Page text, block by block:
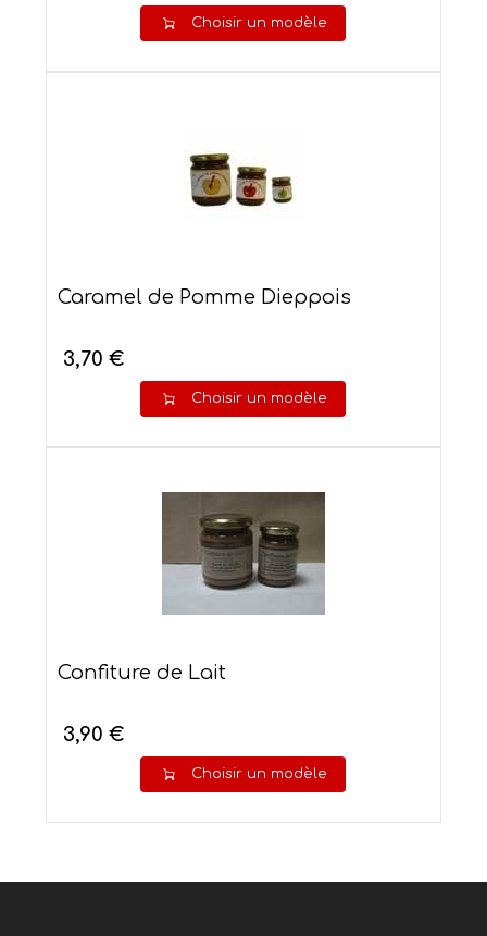
Choisir un modèle
Caramel de Pomme Dieppois
3,70 €
Choisir un modèle
Confiture de Lait
3,90 €
Choisir un modèle